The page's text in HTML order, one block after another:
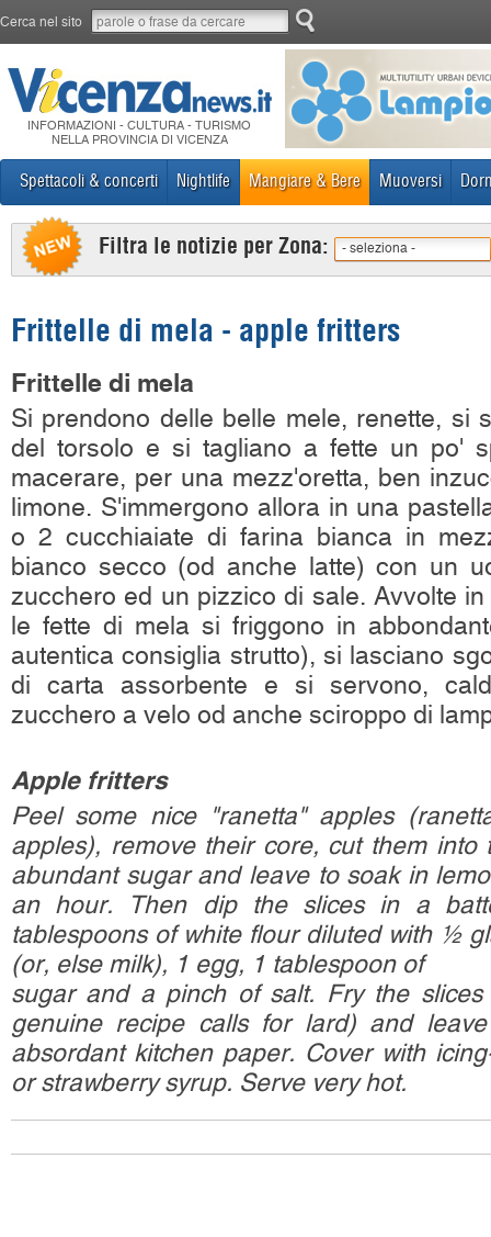
Cerca nel sito
INFORMAZIONI - CULTURA - TURISMO
NELLA PROVINCIA DI VICENZA
Spettacoli & concerti Nightlife Mangiare & Bere Muoversi
Filtra le notizie per Zona: - seleziona -
Frittelle di mela - apple fritters
Frittelle di mela
Si prendono delle belle mele, renette, si
del torsolo e si tagliano a fette un po'
macerare, per una mezz'oretta, ben
limone. S'immergono allora in una
o 2 cucchiaiate di farina bianca in
bianco secco (od anche latte) con un
zucchero ed un pizzico di sale. Avvolte
le fette di mela si friggono in
autentica consiglia strutto), si lasciano
di carta assorbente e si servono,
zucchero a velo od anche sciroppo di
Apple fritters
Peel some nice "ranetta" apples
apples), remove their core, cut them into
abundant sugar and leave to soak in
an hour. Then dip the slices in a
tablespoons of white flour diluted with ½
(or, else milk), 1 egg, 1 tablespoon of
sugar and a pinch of salt. Fry the
genuine recipe calls for lard) and
absordant kitchen paper. Cover with
or strawberry syrup. Serve very hot.